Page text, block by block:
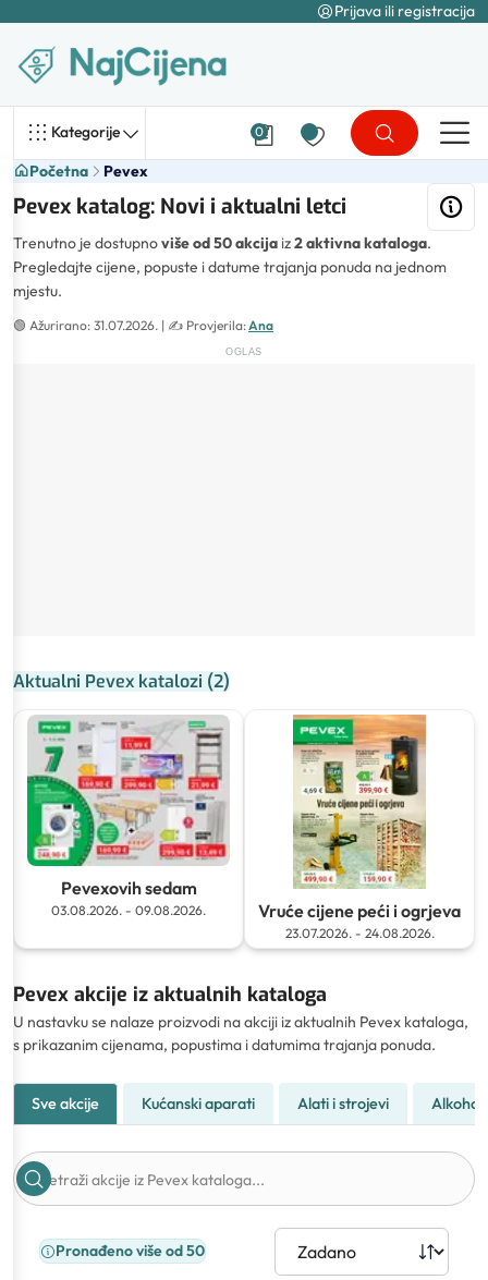
Prijava ili registracija
Kategorije 0
Početna Pevex
Pevex katalog: Novi i aktualni letci
Trenutno je dostupnoviše od 50 akcija iz2 aktivna kataloga.
Pregledajte cijene, popuste i datume trajanja ponuda na jednom
mjestu.
🟢 Ažurirano: 31.07.2026. | ✍️ Provjerila:Ana
OGLAS
Aktualni Pevex katalozi (2)
Pevexovih sedam
03.08.2026. - 09.08.2026. Vruće cijene peći i ogrjeva
23.07.2026. - 24.08.2026.
Pevex akcije iz aktualnih kataloga
U nastavku se nalaze proizvodi na akciji iz aktualnih Pevex kataloga,
s prikazanim cijenama, popustima i datumima trajanja ponuda.
Sve akcije Kućanski aparati Alati i strojevi
Pronađeno više od 50